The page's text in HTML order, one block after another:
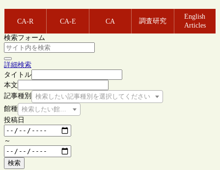
CA-R CA-E CA 調査研究
English
Articles
検索フォーム
詳細検索
タイトル
本文
記事種別
検索したい記事種別を選択してください
館種 検索したい館種を選択してください
投稿日
～
検索